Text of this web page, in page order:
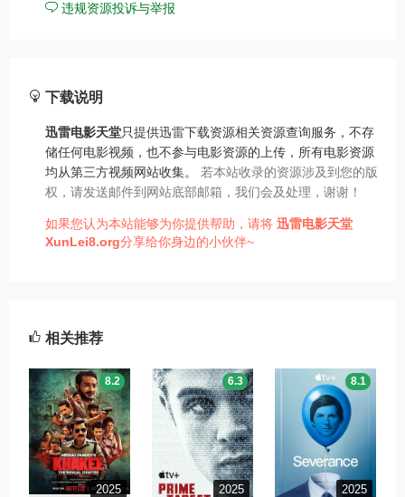
违规资源投诉与举报
下载说明
迅雷电影天堂只提供迅雷下载资源相关资源查询服务，不存
储任何电影视频，也不参与电影资源的上传，所有电影资源
均从第三方视频网站收集。 若本站收录的资源涉及到您的版
权，请发送邮件到网站底部邮箱，我们会及处理，谢谢！
如果您认为本站能够为你提供帮助，请将 迅雷电影天堂
XunLei8.org分享给你身边的小伙伴~
相关推荐
2025
8.2
2025
6.3
2025
8.1